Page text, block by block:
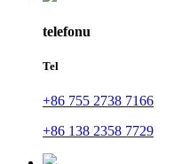
telefonu
Tel
+86 755 2738 7166
+86 138 2358 7729